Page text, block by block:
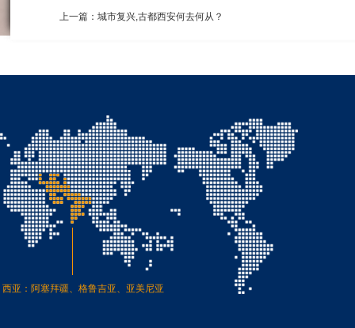
上一篇：城市复兴,古都西安何去何从？
西亚：阿塞拜疆、格鲁吉亚、亚美尼亚